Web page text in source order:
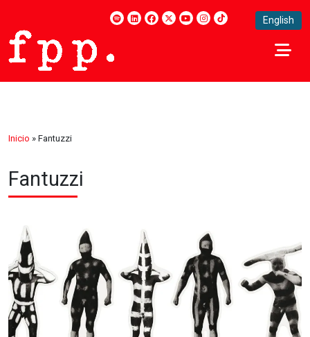
English
Inicio » Fantuzzi
Fantuzzi